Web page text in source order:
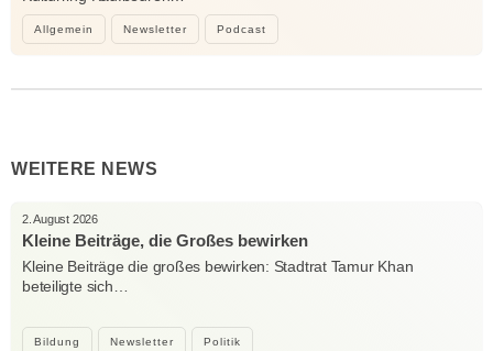
Allgemein Newsletter Podcast
WEITERE NEWS
Bildung Newsletter Politik
2. August 2026
Kleine Beiträge, die Großes bewirken
Kleine Beiträge die großes bewirken: Stadtrat Tamur Khan
beteiligte sich…